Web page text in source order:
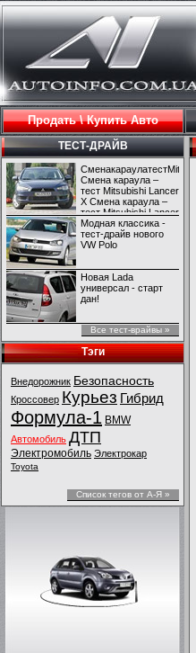
Продать \ Купить Авто
ТЕСТ-ДРАЙВ
Смена караула –
тест Mitsubishi Lancer
X Смена караула –
тест Mitsubishi Lancer
X
Модная классика -
тест-драйв нового
VW Polo
Новая Lada
универсал - старт
дан!
Все тест-врайвы »
Тэги
Внедорожник Безопасность
Кроссовер Курьез Гибрид
Формула-1 BMW
Автомобиль ДТП
Электромобиль Электрокар
Toyota
Список тегов от А-Я »